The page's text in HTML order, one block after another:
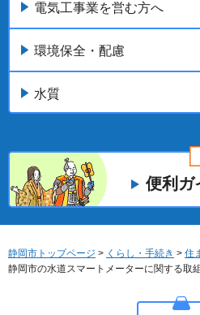
電気工事業を営む方へ
環境保全・配慮
水質
便利ガ
静岡市トップページ > くらし・手続き > 住
静岡市の水道スマートメーターに関する取組